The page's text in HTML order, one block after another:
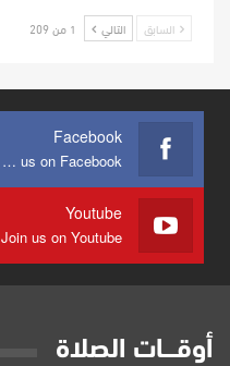
السابق التالي 1 من 209
Facebook
Join us on Facebook
Youtube
Join us on Youtube
أوقــــات الصلاة